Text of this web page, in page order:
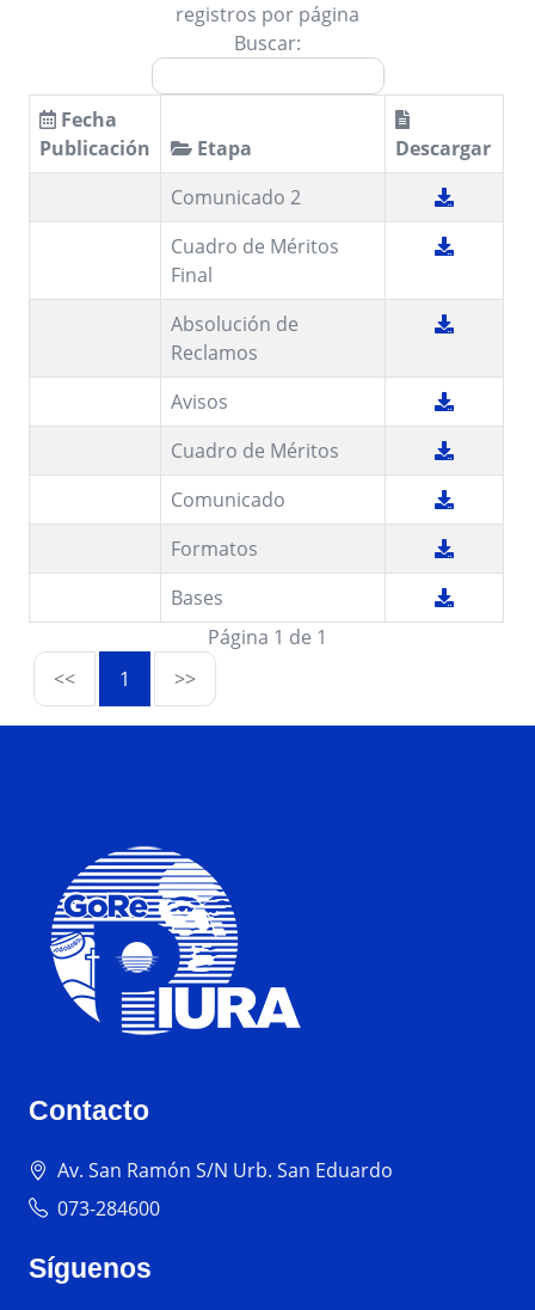
registros por página
Buscar:
Fecha
Publicación
Etapa
Descargar
Comunicado 2
Cuadro de Méritos
Final
Absolución de
Reclamos
Avisos
Cuadro de Méritos
Comunicado
Formatos
Bases
Página 1 de 1
<<
1 >>
Contacto
Av. San Ramón S/N Urb. San Eduardo
073-284600
Síguenos